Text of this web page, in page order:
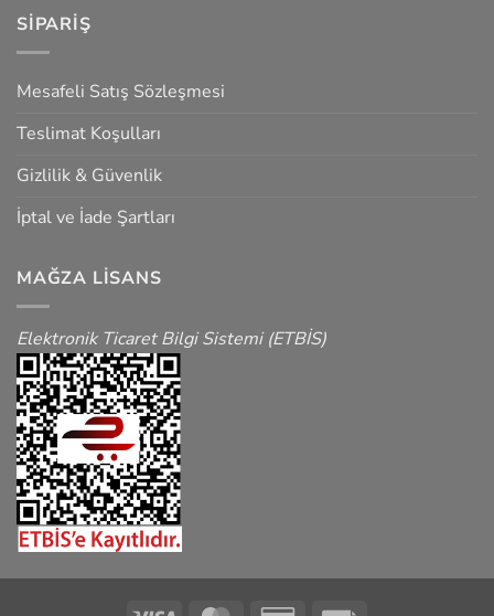
SIPARIŞ
Mesafeli Satış Sözleşmesi
Teslimat Koşulları
Gizlilik & Güvenlik
İptal ve İade Şartları
MAĞZA LISANS
Elektronik Ticaret Bilgi Sistemi (ETBİS)